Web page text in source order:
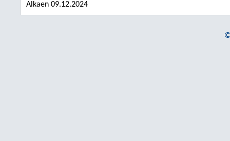
Alkaen 09.12.2024